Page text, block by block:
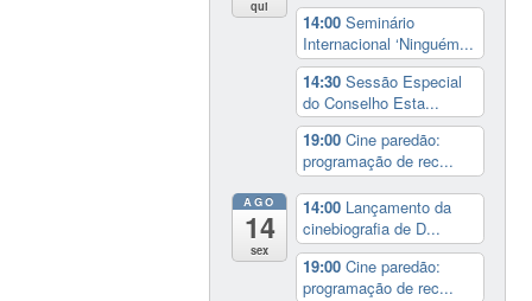
qui
14:00Seminário
Internacional ‘Ninguém...
14:30Sessão Especial
do Conselho Esta...
19:00Cine paredão:
programação de rec...
AGO
14
sex
14:00 Lançamento da
cinebiografia de D...
19:00Cine paredão:
programação de rec...